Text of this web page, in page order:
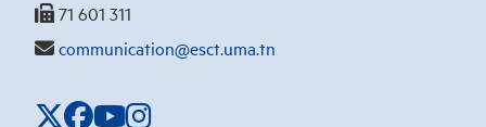
71 601 311
communication@esct.uma.tn